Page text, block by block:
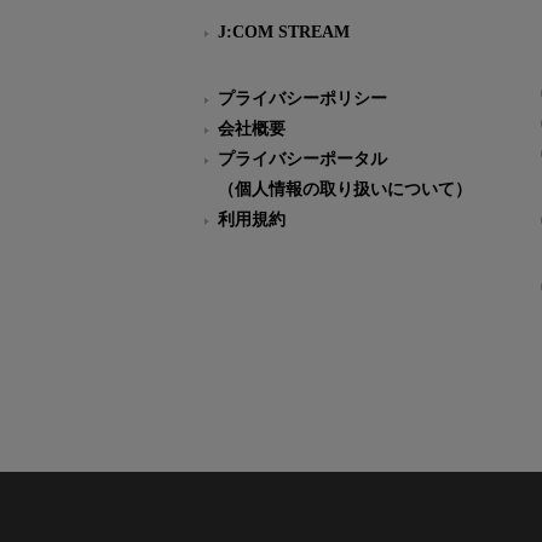
J:COM STREAM
プライバシーポリシー
会社概要
プライバシーポータル
（個人情報の取り扱いについて）
利用規約